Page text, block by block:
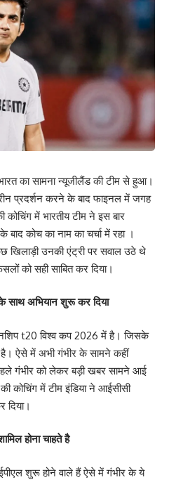
का सामना न्यूजीलैंड की टीम से हुआ।
प्रदर्शन करने के बाद फाइनल में जगह
में भारतीय टीम ने इस बार
कोच का नाम का चर्चा में रहा ।
खिलाड़ी उनकी एंट्री पर सवाल उठे थे
को सही साबित कर दिया।
साथ अभियान शुरू कर दिया
t20 विश्व कप 2026 में है। जिसके
ऐसे में अभी गंभीर के सामने कहीं
गंभीर को लेकर बड़ी खबर सामने आई
कोचिंग में टीम इंडिया ने आईसीसी
होना चाहते है
शुरू होने वाले हैं ऐसे में गंभीर के ये